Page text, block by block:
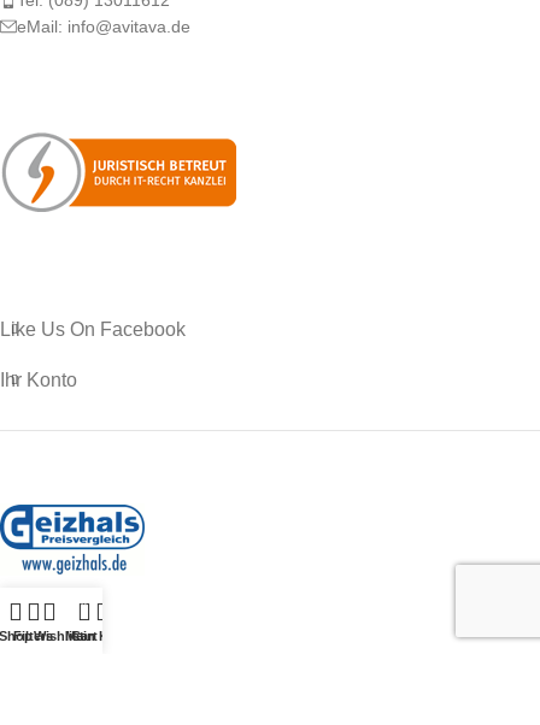
eMail: info@avitava.de
Like Us On Facebook
Ihr Konto
Shop
FiltersWishlist
0
Cart
Mein Konto